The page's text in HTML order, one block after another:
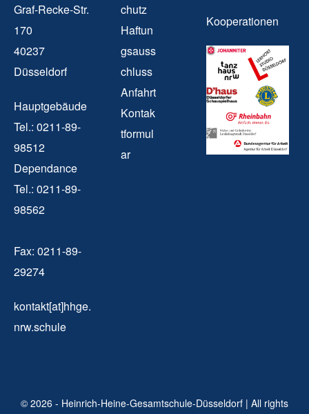
Graf-Recke-Str.
170
40237
Düsseldorf
Hauptgebäude
Tel.: 0211-89-
98512
Dependance
Tel.: 0211-89-
98562
Fax: 0211-89-
29274
kontakt[at]hhge.
nrw.schule
chutz
Haftun
gsauss
chluss
Anfahrt
Kontak
tformul
ar
Kooperationen
© 2026 - Heinrich-Heine-Gesamtschule-Düsseldorf | All rights